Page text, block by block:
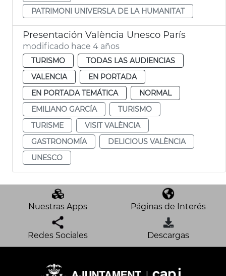
PATRIMONI UNIVERSLA DE LA HUMANITAT
Presentación València Unesco París
modificado hace 4 años
TURISMO
TODAS LAS AUDIENCIAS
VALENCIA
EN PORTADA
EN PORTADA TEMÁTICA
NORMAL
EMILIANO GARCÍA
TURISMO
TURISME
VISIT VALÈNCIA
GASTRONOMÍA
DELICIOUS VALÈNCIA
UNESCO
Nuestras Apps Páginas de Interés
Redes Sociales Descargas